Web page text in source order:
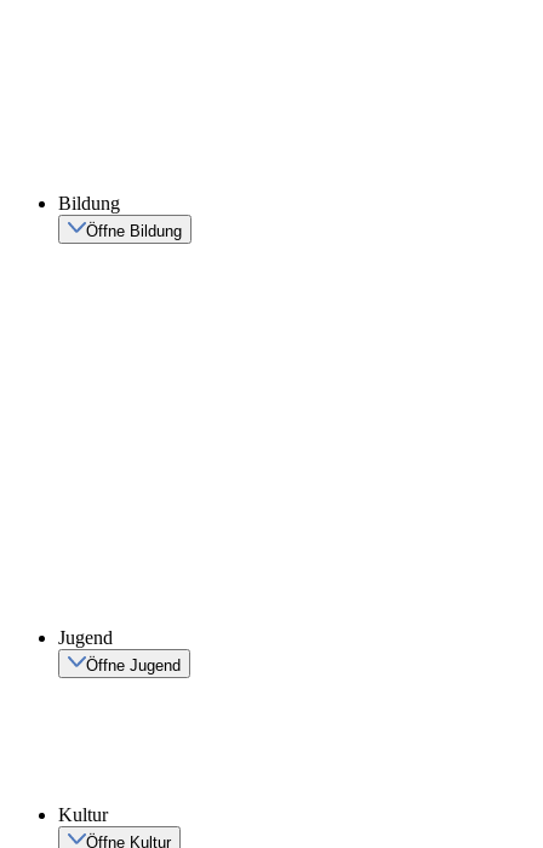
Bildung
Öffne Bildung
Jugend
Öffne Jugend
Kultur
Öffne Kultur